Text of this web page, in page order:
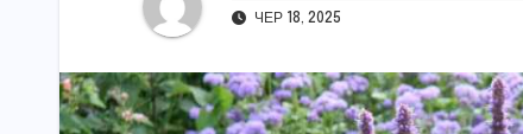
ЧЕР 18, 2025